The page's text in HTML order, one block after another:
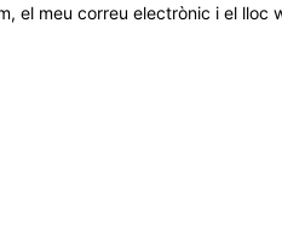
el meu correu electrònic i el